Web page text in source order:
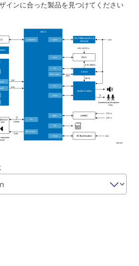
率的なエッジ処理を可能にし、
力とコストでMPU並みの性能を
Low Energy (LE)モジュール
ムの簡単なセットアップと柔軟な
ヤレス制御および接続を可能にし
を搭載した高性能オーディオコー
スポンスと繊細なゲインコントロ
ゆる方向から一貫した高忠実度の
クチャは、様々なタイプの部屋
は固定配置のためのイーサネッ
電源入力をサポートしていま
インに合った製品を見つけてください
Wi-Fi/Bluetooth LE
Module
3.3V
MCLK
3.3V
1.8V
PHY
N
Beamforming Microphone
Array
REF
ETH 25MHz
1.8VLN/3.3VLN
eMMC
3.3VLN
1.8VLN
IR Illumination 12V
xN
Control
Data
N*
WS127
dependent
Buck3
Audio Codec
Clock
MCU
USB/HS SDIO
PHY
I2C
SSIE
I2C
SRC Clock
MMC
SD
PWM
I2C
MIPI CSI-2